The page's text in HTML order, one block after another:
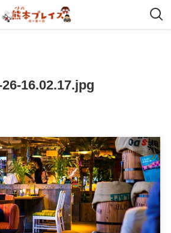
16.02.17.jpg